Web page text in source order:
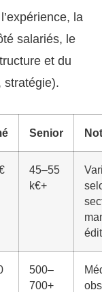
la
salariés, le
et du
stratégie).
Senior
45–55
k€+
500–
700+